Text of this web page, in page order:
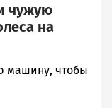
чужую
на
машину, чтобы